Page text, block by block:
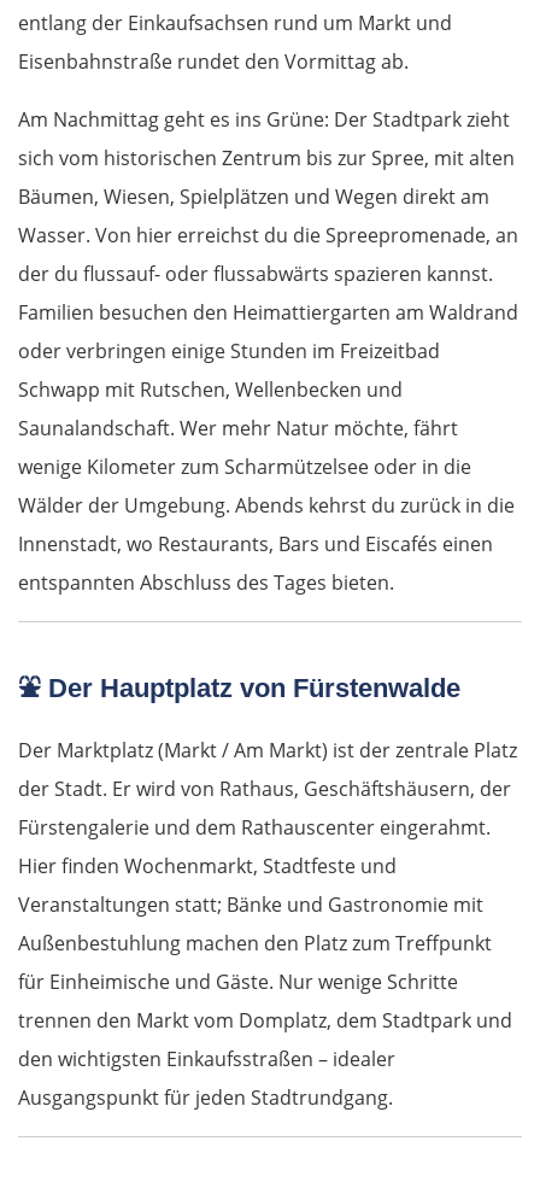
entlang der Einkaufsachsen rund um Markt und
Eisenbahnstraße rundet den Vormittag ab.
Am Nachmittag geht es ins Grüne: Der Stadtpark zieht
sich vom historischen Zentrum bis zur Spree, mit alten
Bäumen, Wiesen, Spielplätzen und Wegen direkt am
Wasser. Von hier erreichst du die Spreepromenade, an
der du flussauf- oder flussabwärts spazieren kannst.
Familien besuchen den Heimattiergarten am Waldrand
oder verbringen einige Stunden im Freizeitbad
Schwapp mit Rutschen, Wellenbecken und
Saunalandschaft. Wer mehr Natur möchte, fährt
wenige Kilometer zum Scharmützelsee oder in die
Wälder der Umgebung. Abends kehrst du zurück in die
Innenstadt, wo Restaurants, Bars und Eiscafés einen
entspannten Abschluss des Tages bieten.
⛲ Der Hauptplatz von Fürstenwalde
Der Marktplatz (Markt / Am Markt) ist der zentrale Platz
der Stadt. Er wird von Rathaus, Geschäftshäusern, der
Fürstengalerie und dem Rathauscenter eingerahmt.
Hier finden Wochenmarkt, Stadtfeste und
Veranstaltungen statt; Bänke und Gastronomie mit
Außenbestuhlung machen den Platz zum Treffpunkt
für Einheimische und Gäste. Nur wenige Schritte
trennen den Markt vom Domplatz, dem Stadtpark und
den wichtigsten Einkaufsstraßen – idealer
Ausgangspunkt für jeden Stadtrundgang.